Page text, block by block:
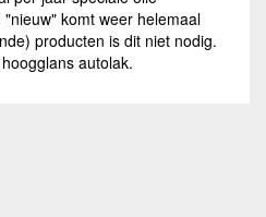
komt weer helemaal
producten is dit niet nodig.
autolak.